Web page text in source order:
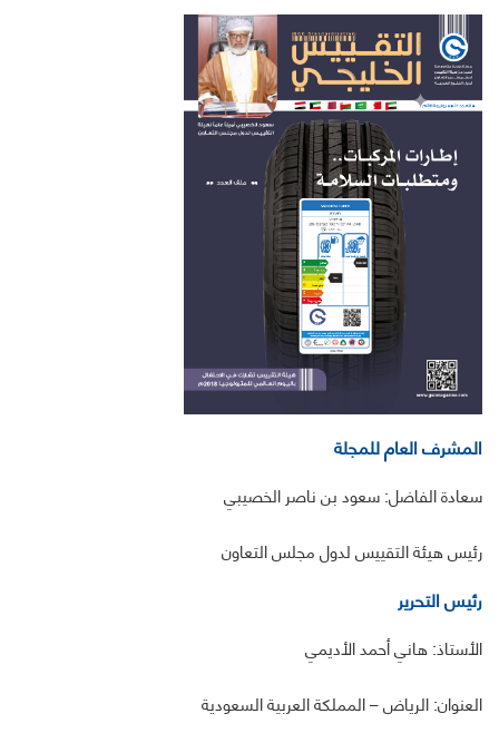
المشرف العام للمجلة
سعادة الفاضل: سعود بن ناصر الخصيبي
رئيس هيئة التقييس لدول مجلس التعاون
رئيس التحرير
الأستاذ: هاني أحمد الأديمي
العنوان: الرياض – المملكة العربية السعودية